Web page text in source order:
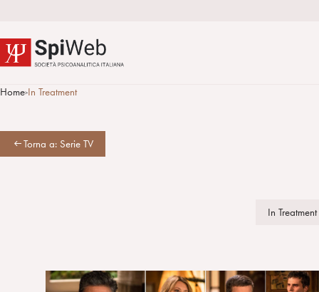
Home>In Treatment
Torna a: Serie TV
In